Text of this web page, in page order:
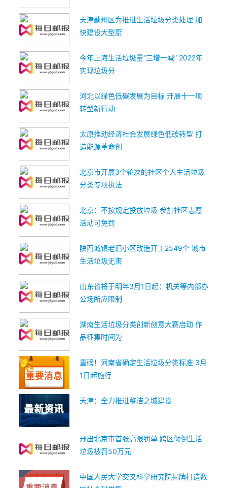
天津蓟州区为推进生活垃圾分类处理 加
快建设大型厨
今年上海生活垃圾量“三增一减” 2022年
实现垃圾分
河北以绿色低碳发展为目标 开展十一项
转型新行动
太原推动经济社会发展绿色低碳转型 打
造能源革命创
北京市开展3个轮次的社区个人生活垃圾
分类专项执法
北京：不按规定投放垃圾 参加社区志愿
活动可免罚
陕西城镇老旧小区改造开工2549个 城市
生活垃圾无害
山东省将于明年3月1日起：机关等内部办
公场所应限制
湖南生活垃圾分类创新创意大赛启动 作
品征集时间为
重磅！河南省确定生活垃圾分类标准 3月
1日起施行
天津：全力推进整洁之城建设
开出北京市首张高限罚单 跨区倾倒生活
垃圾被罚50万元
中国人民大学交叉科学研究院揭牌打造数